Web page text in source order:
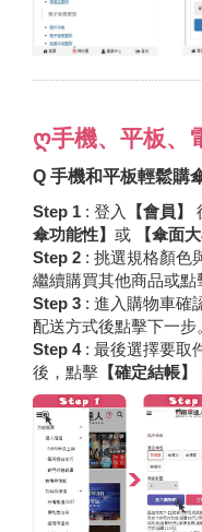
ღ手機、平板、
Q 手機和平板輕鬆購
Step 1 : 登入 【會員】
傘功能性】 或 【傘面大
Step 2 : 挑選規格顏色
繼續購買其他商品或點
Step 3 : 進入購物車確
配送方式後點擊下一步
Step 4: 最後選擇要取
後，點擊 【確定結帳】